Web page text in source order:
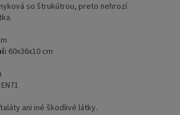
so štrukútrou, preto nehrozí
60x36x10 cm
ani iné škodlivé látky.